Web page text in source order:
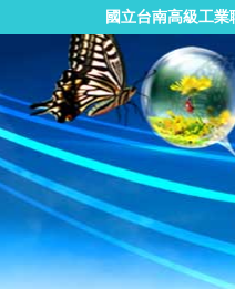
國立台南高級工業